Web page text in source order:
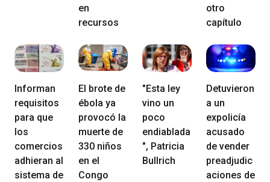
en
recursos
otro
capítulo
Informan
requisitos
para que
los
comercios
adhieran al
sistema de
El brote de
ébola ya
provocó la
muerte de
330 niños
en el
Congo
"Esta ley
vino un
poco
endiablada
", Patricia
Bullrich
Detuvieron
a un
expolicía
acusado
de vender
preadjudic
aciones de